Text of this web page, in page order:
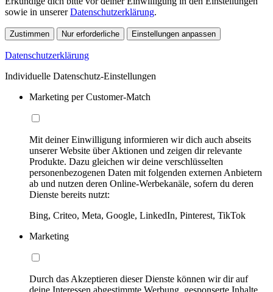
sowie in unsererDatenschutzerklärung.
Zustimmen Nur erforderliche Einstellungen anpassen
Datenschutzerklärung
Individuelle Datenschutz-Einstellungen
Marketing per Customer-Match
Mit deiner Einwilligung informieren wir dich auch abseits
unserer Website über Aktionen und zeigen dir relevante
Produkte. Dazu gleichen wir deine verschlüsselten
personenbezogenen Daten mit folgenden externen Anbietern
ab und nutzen deren Online-Werbekanäle, sofern du deren
Dienste bereits nutzt:
Bing, Criteo, Meta, Google, LinkedIn, Pinterest, TikTok
Marketing
Durch das Akzeptieren dieser Dienste können wir dir auf
deine Interessen abgestimmte Werbung, gesponserte Inhalte